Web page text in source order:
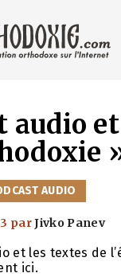
audio
AUDIO
parJivko Panev
et les textes de
ici.